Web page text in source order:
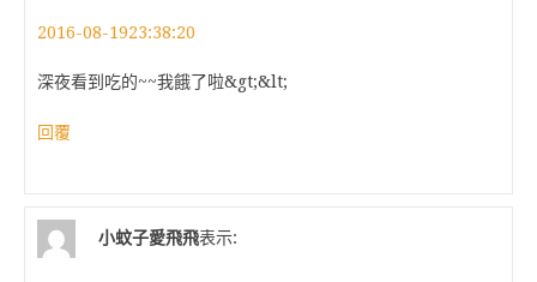
2016-08-1923:38:20
深夜看到吃的~~我餓了啦&gt;&lt;
回覆
小蚊子愛飛飛表示: